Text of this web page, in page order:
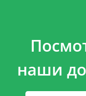
наши